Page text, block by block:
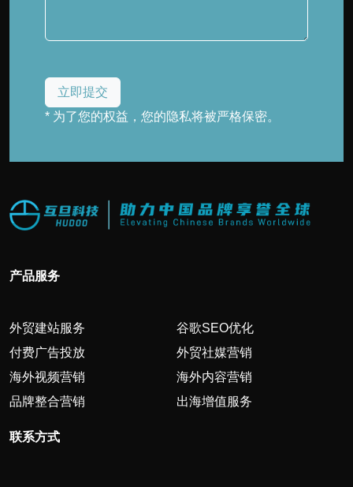
* 为了您的权益，您的隐私将被严格保密。
产品服务
外贸建站服务
谷歌SEO优化
付费广告投放
外贸社媒营销
海外视频营销
海外内容营销
品牌整合营销
出海增值服务
联系方式